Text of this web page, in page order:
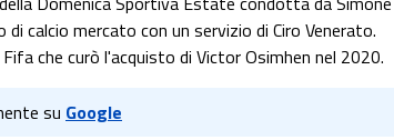
calcio mercato con un servizio di Ciro Venerato.
che curò l'acquisto di Victor Osimhen nel 2020.
su Google